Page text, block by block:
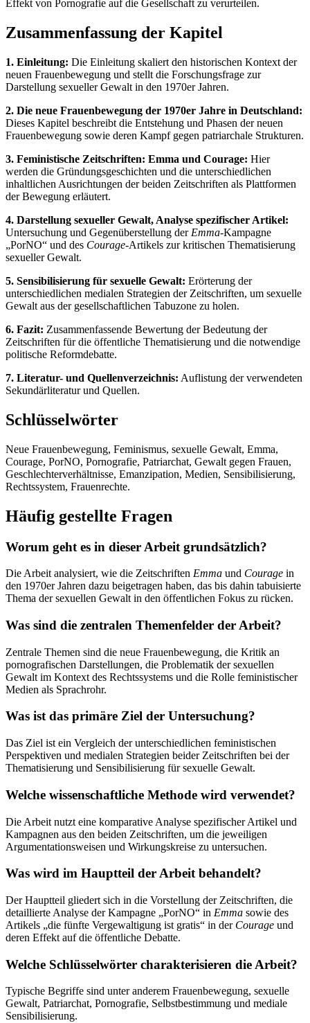
Effekt von Pornografie auf die Gesellschaft zu verurteilen.
Zusammenfassung der Kapitel
1. Einleitung: Die Einleitung skaliert den historischen Kontext der
neuen Frauenbewegung und stellt die Forschungsfrage zur
Darstellung sexueller Gewalt in den 1970er Jahren.
2. Die neue Frauenbewegung der 1970er Jahre in Deutschland:
Dieses Kapitel beschreibt die Entstehung und Phasen der neuen
Frauenbewegung sowie deren Kampf gegen patriarchale Strukturen.
3. Feministische Zeitschriften: Emma und Courage: Hier
werden die Gründungsgeschichten und die unterschiedlichen
inhaltlichen Ausrichtungen der beiden Zeitschriften als Plattformen
der Bewegung erläutert.
4. Darstellung sexueller Gewalt, Analyse spezifischer Artikel:
Untersuchung und Gegenüberstellung der Emma-Kampagne
„PorNO“ und des Courage-Artikels zur kritischen Thematisierung
sexueller Gewalt.
5. Sensibilisierung für sexuelle Gewalt: Erörterung der
unterschiedlichen medialen Strategien der Zeitschriften, um sexuelle
Gewalt aus der gesellschaftlichen Tabuzone zu holen.
6. Fazit: Zusammenfassende Bewertung der Bedeutung der
Zeitschriften für die öffentliche Thematisierung und die notwendige
politische Reformdebatte.
7. Literatur- und Quellenverzeichnis: Auflistung der verwendeten
Sekundärliteratur und Quellen.
Schlüsselwörter
Neue Frauenbewegung, Feminismus, sexuelle Gewalt, Emma,
Courage, PorNO, Pornografie, Patriarchat, Gewalt gegen Frauen,
Geschlechterverhältnisse, Emanzipation, Medien, Sensibilisierung,
Rechtssystem, Frauenrechte.
Häufig gestellte Fragen
Worum geht es in dieser Arbeit grundsätzlich?
Die Arbeit analysiert, wie die Zeitschriften Emma und Courage in
den 1970er Jahren dazu beigetragen haben, das bis dahin tabuisierte
Thema der sexuellen Gewalt in den öffentlichen Fokus zu rücken.
Was sind die zentralen Themenfelder der Arbeit?
Zentrale Themen sind die neue Frauenbewegung, die Kritik an
pornografischen Darstellungen, die Problematik der sexuellen
Gewalt im Kontext des Rechtssystems und die Rolle feministischer
Medien als Sprachrohr.
Was ist das primäre Ziel der Untersuchung?
Das Ziel ist ein Vergleich der unterschiedlichen feministischen
Perspektiven und medialen Strategien beider Zeitschriften bei der
Thematisierung und Sensibilisierung für sexuelle Gewalt.
Welche wissenschaftliche Methode wird verwendet?
Die Arbeit nutzt eine komparative Analyse spezifischer Artikel und
Kampagnen aus den beiden Zeitschriften, um die jeweiligen
Argumentationsweisen und Wirkungskreise zu untersuchen.
Was wird im Hauptteil der Arbeit behandelt?
Der Hauptteil gliedert sich in die Vorstellung der Zeitschriften, die
detaillierte Analyse der Kampagne „PorNO“ in Emma sowie des
Artikels „die fünfte Vergewaltigung ist gratis“ in der Courage und
deren Effekt auf die öffentliche Debatte.
Welche Schlüsselwörter charakterisieren die Arbeit?
Typische Begriffe sind unter anderem Frauenbewegung, sexuelle
Gewalt, Patriarchat, Pornografie, Selbstbestimmung und mediale
Sensibilisierung.